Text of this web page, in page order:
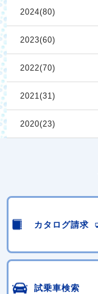
2024(80)
2023(60)
2022(70)
2021(31)
2020(23)
カタログ請求
試乗車検索